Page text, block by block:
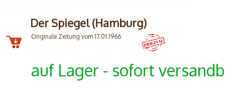
Der Spiegel (Hamburg)
Originale Zeitung vom 17.01.1966
auf Lager - sofort